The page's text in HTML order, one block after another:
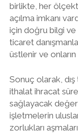
birlikte, her
açılma imkanı
için doğru bilgi ve
ticaret
üstlenir ve onların
Sonuç olarak, dış
ithalat ihracat
sağlayacak
işletmelerin
zorlukları